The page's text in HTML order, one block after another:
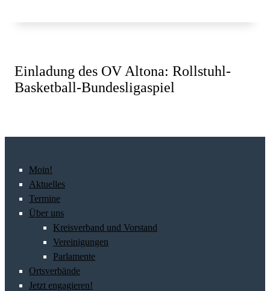
Einladung des OV Altona: Rollstuhl-
Basketball-Bundesligaspiel
Moin!
Aktuelles
Termine
Über uns
Kreisverband und Vorstand
Vereinigungen
Parlamente
Ortsverbände
Jetzt engagieren!